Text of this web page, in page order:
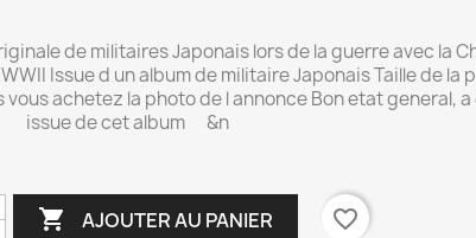
de militaires Japonais lors de la guerre avec la
Issue d un album de militaire Japonais Taille de la
vous achetez la photo de l annonce Bon etat general,
issue de cet album &n
 AJOUTER AU PANIER
favorite_border